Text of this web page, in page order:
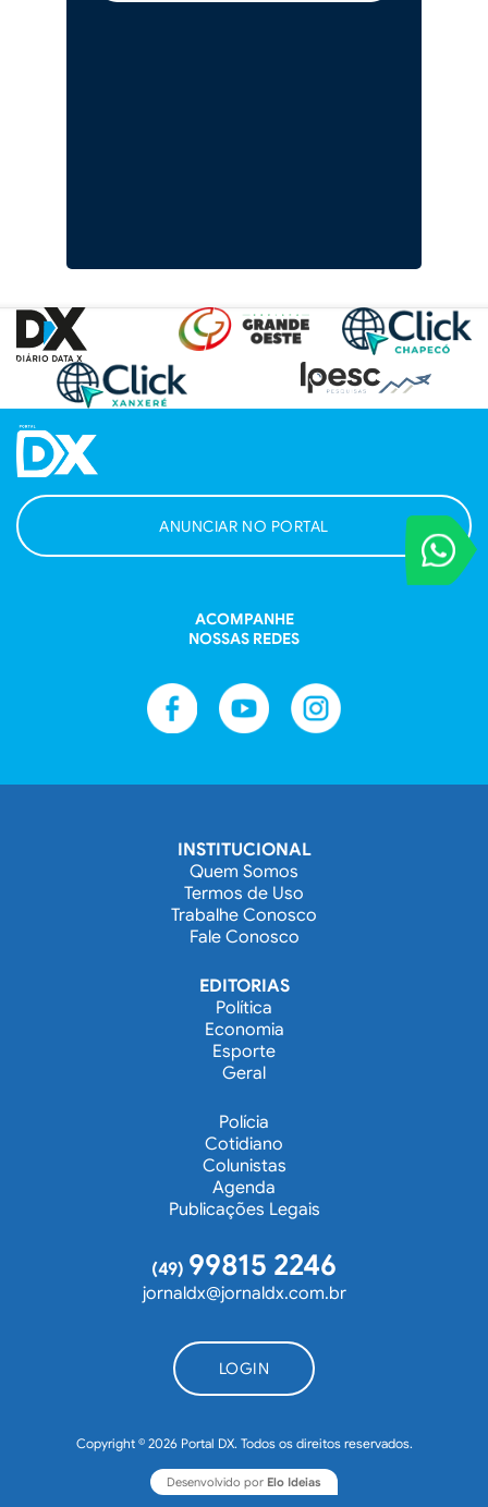
VOCÊ
Entre em
ANUNCIAR NO PORTAL
ACOMPANHE
NOSSAS REDES
INSTITUCIONAL
Quem Somos
Termos de Uso
Trabalhe Conosco
Fale Conosco
EDITORIAS
Política
Economia
Esporte
Geral
Polícia
Cotidiano
Colunistas
Agenda
Publicações Legais
(49) 99815 2246
jornaldx@jornaldx.com.br
LOGIN
Copyright © 2026 Portal DX. Todos os direitos reservados.
Desenvolvido por Elo Ideias